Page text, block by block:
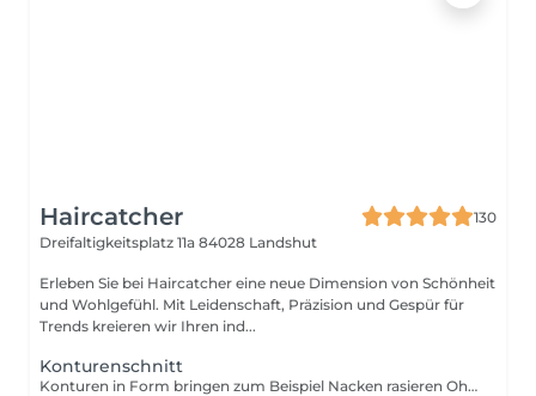
Haircatcher
130
Dreifaltigkeitsplatz 11a 84028 Landshut
Erleben Sie bei Haircatcher eine neue Dimension von Schönheit
und Wohlgefühl. Mit Leidenschaft, Präzision und Gespür für
Trends kreieren wir Ihren ind...
Konturenschnitt
Konturen in Form bringen zum Beispiel Nacken rasieren Ohne Waschen, kein kompletter Haarschnitt